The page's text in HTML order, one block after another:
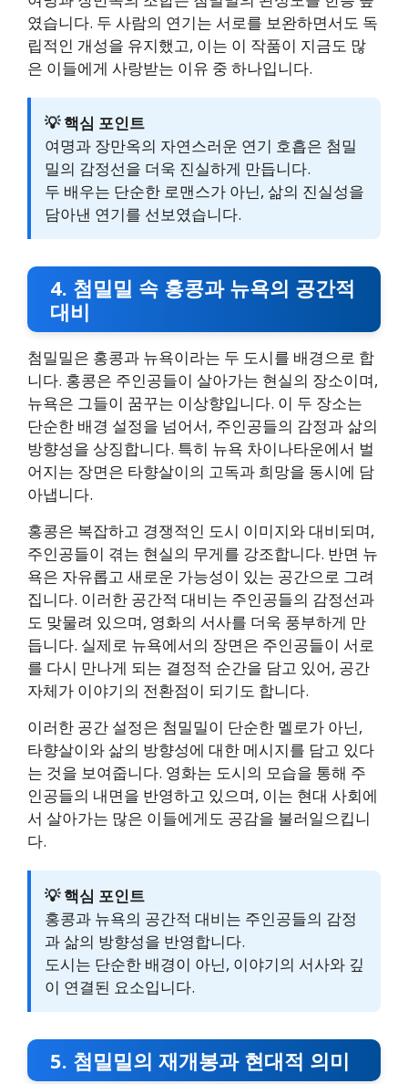
였습니다. 두 사람의 연기는 서로를 보완하면서도 독
립적인 개성을 유지했고, 이는 이 작품이 지금도 많
은 이들에게 사랑받는 이유 중 하나입니다.
💡 핵심 포인트
여명과 장만옥의 자연스러운 연기 호흡은 첨밀
밀의 감정선을 더욱 진실하게 만듭니다.
두 배우는 단순한 로맨스가 아닌, 삶의 진실성을
담아낸 연기를 선보였습니다.
4. 첨밀밀 속 홍콩과 뉴욕의 공간적
대비
첨밀밀은 홍콩과 뉴욕이라는 두 도시를 배경으로 합
니다. 홍콩은 주인공들이 살아가는 현실의 장소이며,
뉴욕은 그들이 꿈꾸는 이상향입니다. 이 두 장소는
단순한 배경 설정을 넘어서, 주인공들의 감정과 삶의
방향성을 상징합니다. 특히 뉴욕 차이나타운에서 벌
어지는 장면은 타향살이의 고독과 희망을 동시에 담
아냅니다.
홍콩은 복잡하고 경쟁적인 도시 이미지와 대비되며,
주인공들이 겪는 현실의 무게를 강조합니다. 반면 뉴
욕은 자유롭고 새로운 가능성이 있는 공간으로 그려
집니다. 이러한 공간적 대비는 주인공들의 감정선과
도 맞물려 있으며, 영화의 서사를 더욱 풍부하게 만
듭니다. 실제로 뉴욕에서의 장면은 주인공들이 서로
를 다시 만나게 되는 결정적 순간을 담고 있어, 공간
자체가 이야기의 전환점이 되기도 합니다.
이러한 공간 설정은 첨밀밀이 단순한 멜로가 아닌,
타향살이와 삶의 방향성에 대한 메시지를 담고 있다
는 것을 보여줍니다. 영화는 도시의 모습을 통해 주
인공들의 내면을 반영하고 있으며, 이는 현대 사회에
서 살아가는 많은 이들에게도 공감을 불러일으킵니
다.
💡 핵심 포인트
홍콩과 뉴욕의 공간적 대비는 주인공들의 감정
과 삶의 방향성을 반영합니다.
도시는 단순한 배경이 아닌, 이야기의 서사와 깊
이 연결된 요소입니다.
5. 첨밀밀의 재개봉과 현대적 의미